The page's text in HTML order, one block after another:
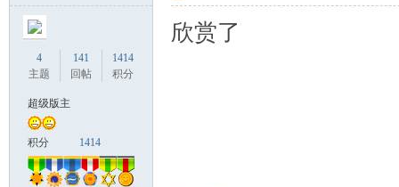
4
主题
141
回帖
1414
积分
超级版主
积分 1414
欣赏了